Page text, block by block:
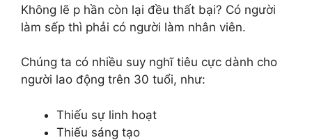
Không lẽ p hần còn lại đều thất bại? Có người
làm sếp thì phải có người làm nhân viên.
Chúng ta có nhiều suy nghĩ tiêu cực dành cho
người lao động trên 30 tuổi, như:
Thiếu sự linh hoạt
Thiếu sáng tạo